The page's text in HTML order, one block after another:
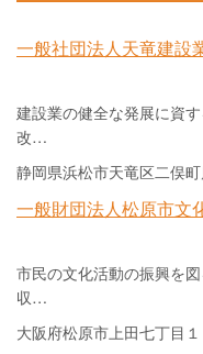
一般社団法人天竜建設
建設業の健全な発展に資
改…
静岡県浜松市天竜区二俣
一般財団法人松原市文
市民の文化活動の振興を
収…
大阪府松原市上田七丁目